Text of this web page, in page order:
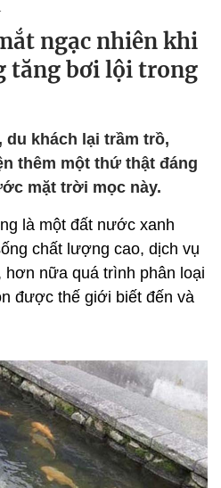
ngạc nhiên khi
tăng bơi lội trong
du khách lại trầm trồ,
thêm một thứ thật đáng
mặt trời mọc này.
là một đất nước xanh
chất lượng cao, dịch vụ
hơn nữa quá trình phân loại
được thế giới biết đến và